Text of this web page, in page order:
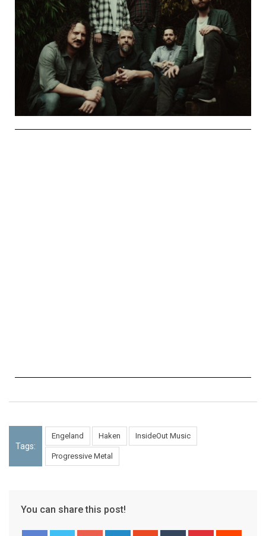
Tags:
Engeland Haken InsideOut Music
Progressive Metal
You can share this post!